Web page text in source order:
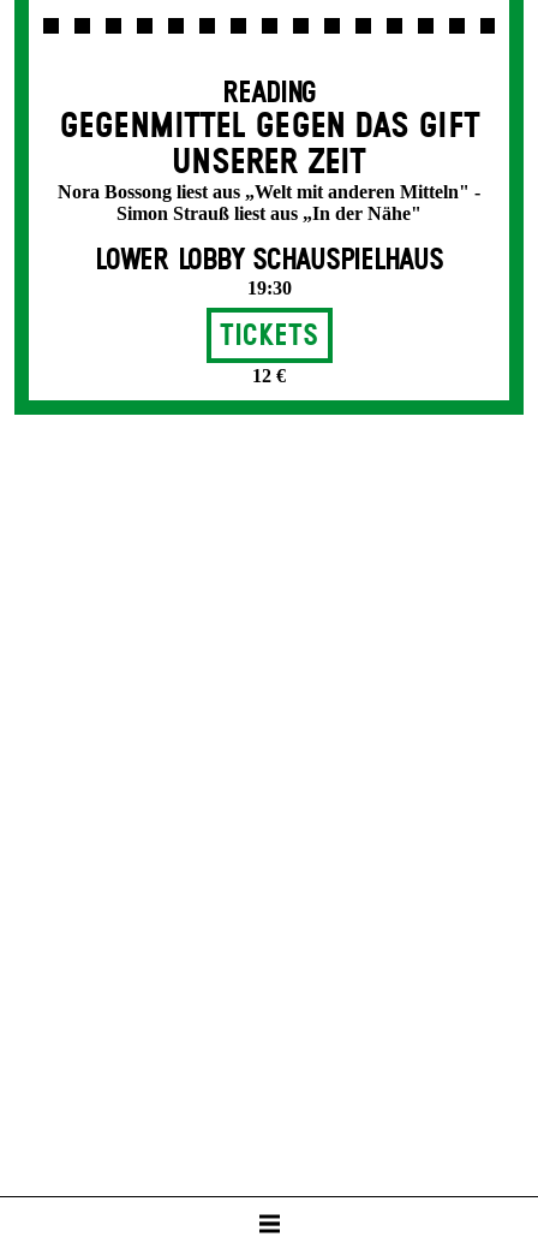
READING
GEGENMITTEL GEGEN DAS GIFT
UNSERER ZEIT
Nora Bossong liest aus „Welt mit anderen Mitteln" -
Simon Strauß liest aus „In der Nähe"
LOWER LOBBY SCHAUSPIELHAUS
19:30
Tickets
12 €